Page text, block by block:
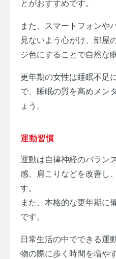
とがおすすめです。
また、スマートフォンや
見ないよう心がけ、部屋
ジ色にすることで自然な
更年期の女性は睡眠不足
で、睡眠の質を高めメン
ょう。
運動習慣
運動は自律神経のバラン
感、肩こりなどを改善し
す。
また、本格的な更年期に
です。
日常生活の中でできる運
物の際に歩く時間を増や